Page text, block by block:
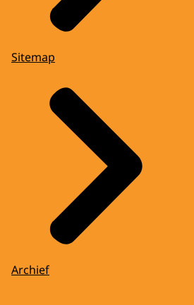
Sitemap
Archief